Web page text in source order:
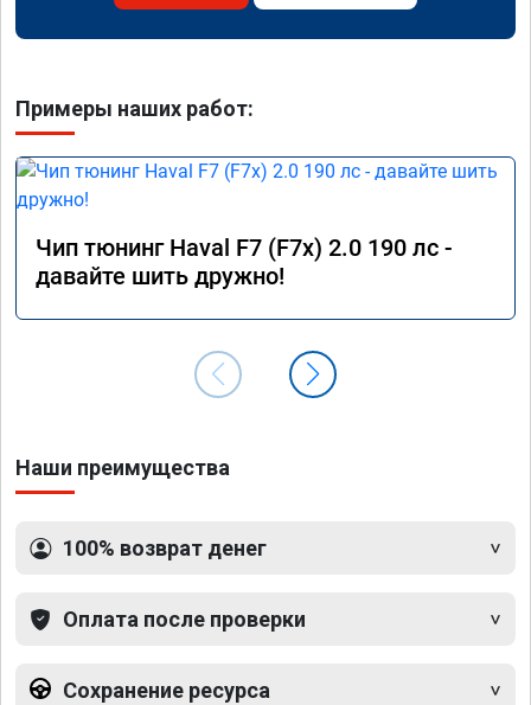
Примеры наших работ:
Чип тюнинг Haval F7 (F7x) 2.0 190 лс -
давайте шить дружно!
Наши преимущества
100% возврат денег
Оплата после проверки
Сохранение ресурса